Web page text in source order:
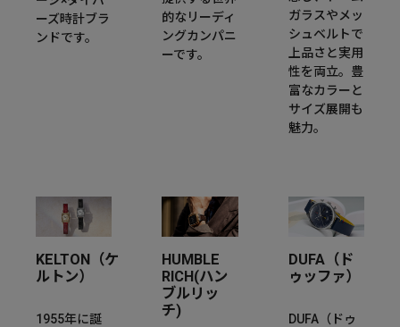
ーズ時計ブラ
ンドです。
的なリーディ
ングカンパニ
ーです。
ガラスやメッ
シュベルトで
上品さと実用
性を両立。豊
富なカラーと
サイズ展開も
魅力。
KELTON（ケ
ルトン）
1955年に誕
HUMBLE
RICH(ハン
ブルリッ
チ)
DUFA（ド
ゥッファ）
DUFA（ドゥ